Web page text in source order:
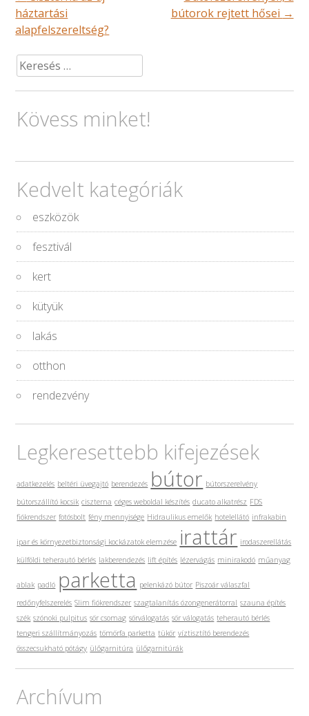
navigációja
háztartási
alapfelszereltség?
bútorok rejtett hősei →
Keresés:
Kövess minket!
Kedvelt kategóriák
eszközök
fesztivál
kert
kütyük
lakás
otthon
rendezvény
Legkeresettebb kifejezések
adatkezelés beltéri üvegajtó berendezés bútor bútorszerelvény
bútorszállító kocsik ciszterna céges weboldal készítés ducato alkatrész FDS
fiókrendszer fotósbolt fény mennyisége Hidraulikus emelők hotelellátó infrakabin
ipar és környezetbiztonsági kockázatok elemzése irattár irodaszerellátás
külföldi teherautó bérlés lakberendezés lift építés lézervágás minirakodó műanyag
ablak padló parketta pelenkázó bútor Piszoár válaszfal
redőnyfelszerelés Slim fiókrendszer szagtalanítás ózongenerátorral szauna építés
szék szónoki pulpitus sör csomag sörválogatás sör válogatás teherautó bérlés
tengeri szállítmányozás tömörfa parketta tükör víztisztító berendezés
összecsukható pótágy ülőgarnitúra ülőgarnitúrák
Archívum